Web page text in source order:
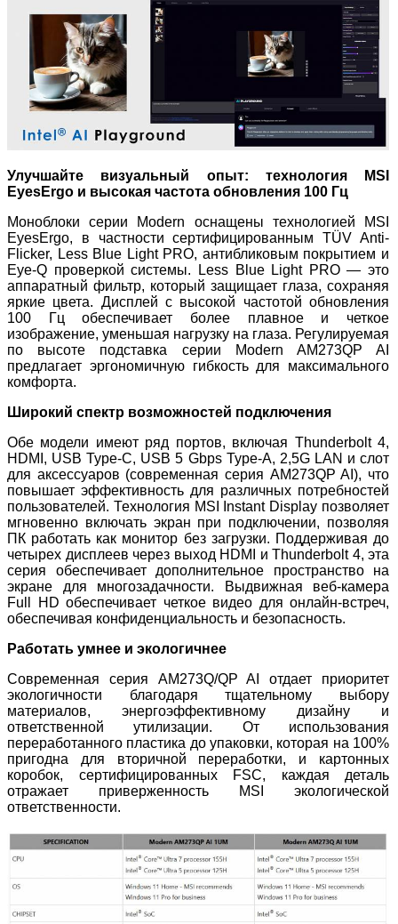
Улучшайте визуальный опыт: технология MSI
EyesErgo и высокая частота обновления 100 Гц
Моноблоки серии Modern оснащены технологией MSI
EyesErgo, в частности сертифицированным TÜV Anti-
Flicker, Less Blue Light PRO, антибликовым покрытием и
Eye-Q проверкой системы. Less Blue Light PRO — это
аппаратный фильтр, который защищает глаза, сохраняя
яркие цвета. Дисплей с высокой частотой обновления
100 Гц обеспечивает более плавное и четкое
изображение, уменьшая нагрузку на глаза. Регулируемая
по высоте подставка серии Modern AM273QP AI
предлагает эргономичную гибкость для максимального
комфорта.
Широкий спектр возможностей подключения
Обе модели имеют ряд портов, включая Thunderbolt 4,
HDMI, USB Type-C, USB 5 Gbps Type-A, 2,5G LAN и слот
для аксессуаров (современная серия AM273QP AI), что
повышает эффективность для различных потребностей
пользователей. Технология MSI Instant Display позволяет
мгновенно включать экран при подключении, позволяя
ПК работать как монитор без загрузки. Поддерживая до
четырех дисплеев через выход HDMI и Thunderbolt 4, эта
серия обеспечивает дополнительное пространство на
экране для многозадачности. Выдвижная веб-камера
Full HD обеспечивает четкое видео для онлайн-встреч,
обеспечивая конфиденциальность и безопасность.
Работать умнее и экологичнее
Современная серия AM273Q/QP AI отдает приоритет
экологичности благодаря тщательному выбору
материалов, энергоэффективному дизайну и
ответственной утилизации. От использования
переработанного пластика до упаковки, которая на 100%
пригодна для вторичной переработки, и картонных
коробок, сертифицированных FSC, каждая деталь
отражает приверженность MSI экологической
ответственности.